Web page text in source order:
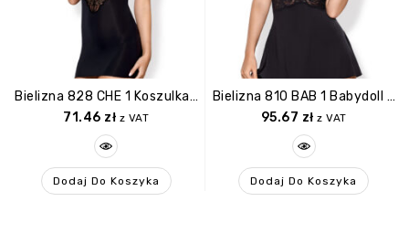
Bielizna 828 CHE 1 Koszulka I Stringi L/XL
71.46 zł z VAT
Dodaj Do Koszyka
Bielizna 810 BAB 1 Babydoll I Stringi Czarna S/M
95.67 zł z VAT
Dodaj Do Koszyka